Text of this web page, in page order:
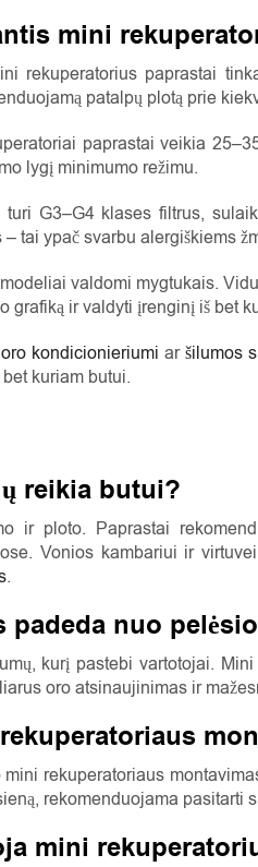
mini
rekuperatorius paprastai
patalpų plotą prie
paprastai veikia
lygį minimumo režimu.
G3–G4 klases filtrus,
tai ypač svarbu alergiškiems
valdomi mygtukais.
grafiką ir valdyti įrenginį iš bet
oro kondicionieriumi aršilumos
kuriam butui.
reikia butui?
ir ploto. Paprastai
Vonios kambariui ir
.
nuo
kurį pastebi vartotojai.
oro atsinaujinimas ir
rekuperatoriaus
rekomenduojama pasitarti
mini